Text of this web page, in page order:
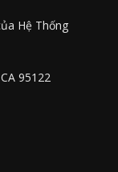
Hệ Thống
95122